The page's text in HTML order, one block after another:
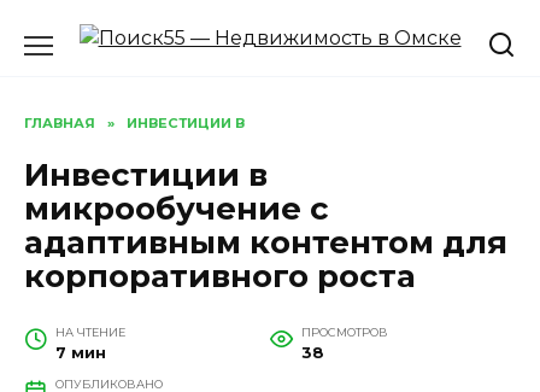
ГЛАВНАЯ » ИНВЕСТИЦИИ В
Инвестиции в
микрообучение с
адаптивным контентом для
корпоративного роста
НА ЧТЕНИЕ
7 мин
ПРОСМОТРОВ
38
ОПУБЛИКОВАНО